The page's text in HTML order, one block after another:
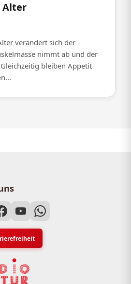
Alter
verändert sich der
nimmt ab und der
bleiben Appetit